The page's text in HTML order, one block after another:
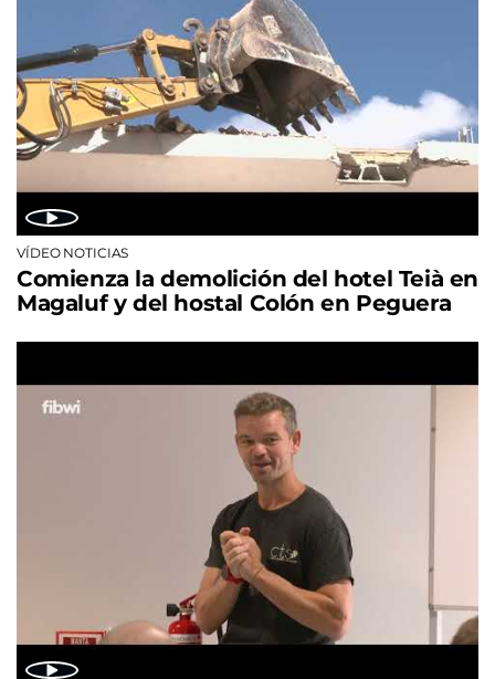
VÍDEO NOTICIAS
Comienza la demolición del hotel Teià en
Magaluf y del hostal Colón en Peguera